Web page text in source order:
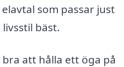
som passar just
bäst.
bra att hålla ett öga på